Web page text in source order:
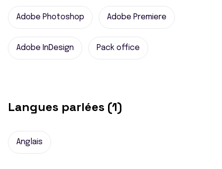
Adobe Photoshop Adobe Premiere
Adobe InDesign Pack office
Langues parlées (1)
Anglais